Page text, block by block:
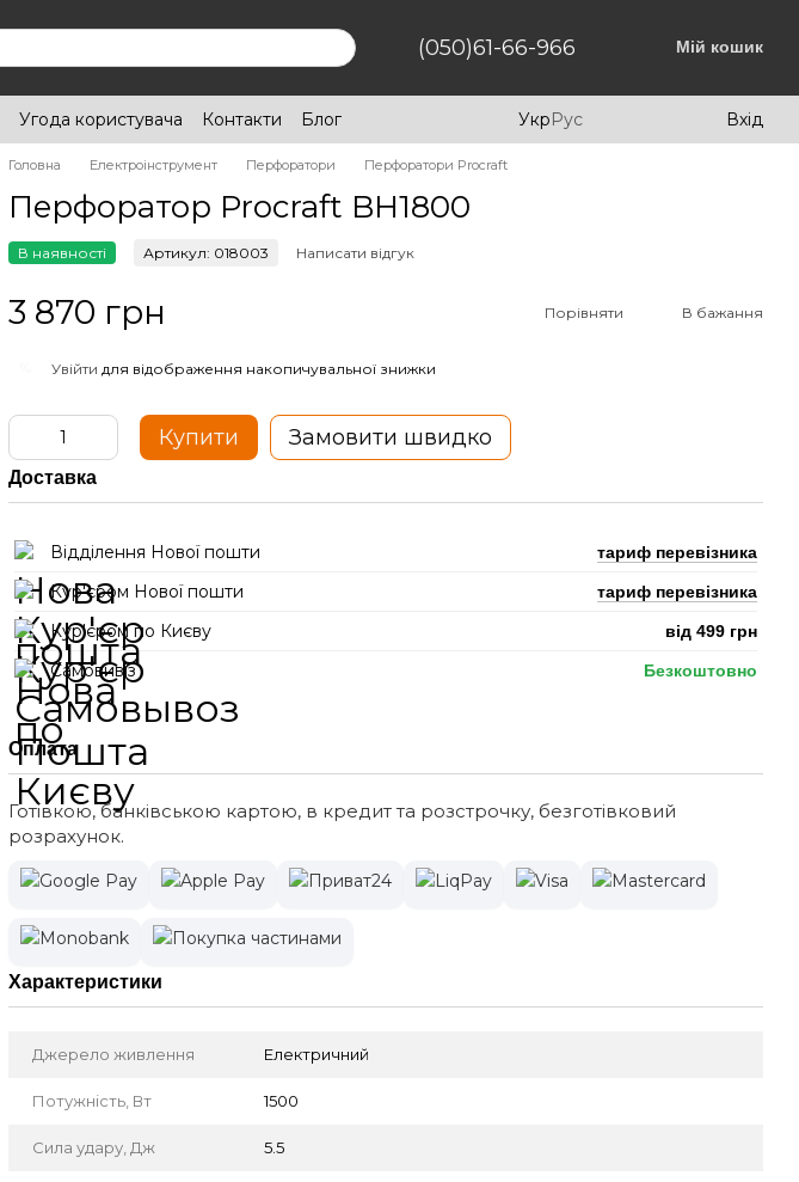
(050)61-66-966 Мій кошик
Угода користувача Контакти Блог УкрРус Вхід
Головна Електроінструмент Перфоратори Перфоратори Procraft
Перфоратор Procraft BH1800
В наявності Артикул: 018003 Написати відгук
3 870 грн Порівняти В бажання
Увійти для відображення накопичувальної знижки
Купити Замовити швидко
Доставка
Відділення Нової пошти тариф перевізника
Кур'єром Нової пошти тариф перевізника
Кур'єром по Києву від 499 грн
Самовивіз Безкоштовно
Оплата
Готівкою, банківською картою, в кредит та розстрочку, безготівковий
розрахунок.
Характеристики
Джерело живлення Електричний
Потужність, Вт 1500
Сила удару, Дж 5.5